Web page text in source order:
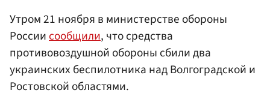
Утром 21 ноября в министерстве обороны
Россиисообщили, что средства
противовоздушной обороны сбили два
украинских беспилотника над Волгоградской и
Ростовской областями.